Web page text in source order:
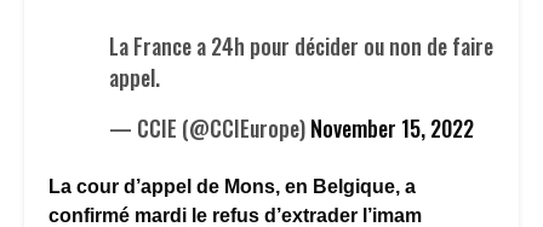
La France a 24h pour décider ou non de faire
appel.
— CCIE (@CCIEurope)November 15, 2022
La cour d’appel de Mons, en Belgique, a
confirmé mardi le refus d’extrader l’imam